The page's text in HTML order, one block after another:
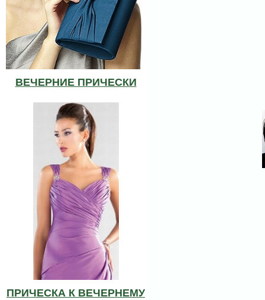
ВЕЧЕРНИЕ ПРИЧЕСКИ
ПРИЧЕСКА К ВЕЧЕРНЕМУ